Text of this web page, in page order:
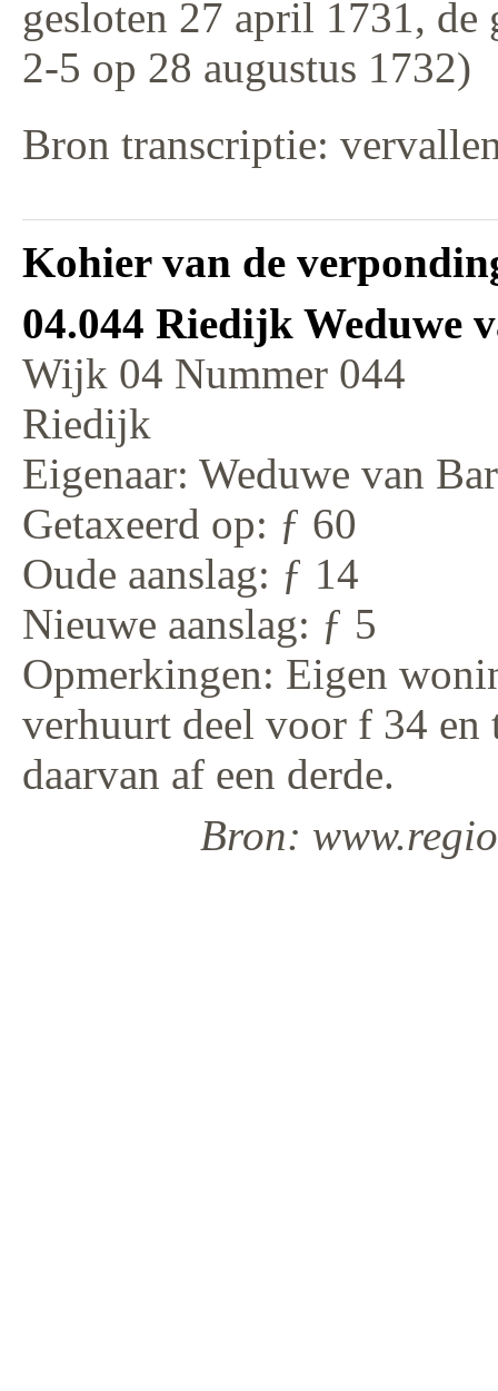
gesloten 27 april 1731, de
2-5 op 28 augustus 1732)
Bron transcriptie:
Kohier van de
04.044 Riedijk Weduwe
Wijk 04 Nummer 044
Riedijk
Eigenaar: Weduwe van
Getaxeerd op: ƒ 60
Oude aanslag: ƒ 14
Nieuwe aanslag: ƒ 5
Opmerkingen: Eigen
verhuurt deel voor f 34
daarvan af een derde.
Bron: